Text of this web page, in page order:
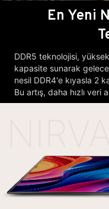
En Yeni
DDR5 teknolojisi,
kapasite sunarak
nesil DDR4'e kıyasla 2
Bu artış, daha hızlı veri